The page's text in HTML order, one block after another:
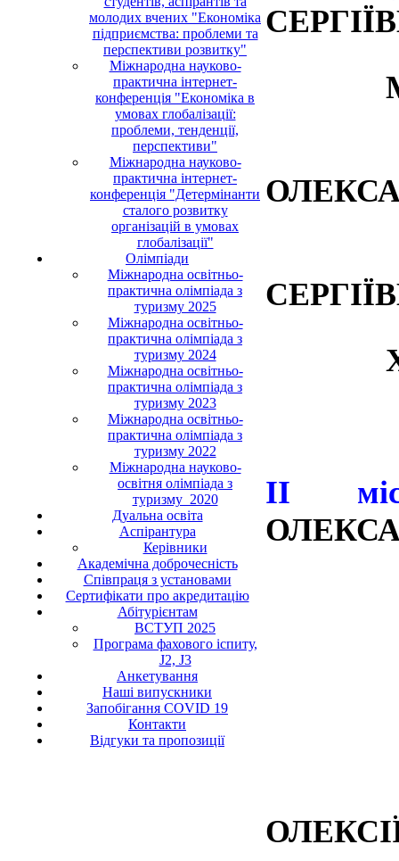
молодих вчених "Економіка
підприємства: проблеми та
перспективи розвитку"
Міжнародна науково-
практична інтернет-
конференція "Економіка в
умовах глобалізації:
проблеми, тенденції,
перспективи"
Міжнародна науково-
практична інтернет-
конференція "Детермінанти
сталого розвитку
організацій в умовах
глобалізації"
Олімпіади
Міжнародна освітньо-
практична олімпіада з
туризму 2025
Міжнародна освітньо-
практична олімпіада з
туризму 2024
Міжнародна освітньо-
практична олімпіада з
туризму 2023
Міжнародна освітньо-
практична олімпіада з
туризму 2022
Міжнародна науково-
освітня олімпіада з
туризму_2020
Дуальна освіта
Аспірантура
Керівники
Академічна доброчесність
Співпраця з установами
Сертифікати про акредитацію
Абітурієнтам
ВСТУП 2025
Програма фахового іспиту,
J2, J3
Анкетування
Наші випускники
Запобігання COVID 19
Контакти
Відгуки та пропозиції
ІІ